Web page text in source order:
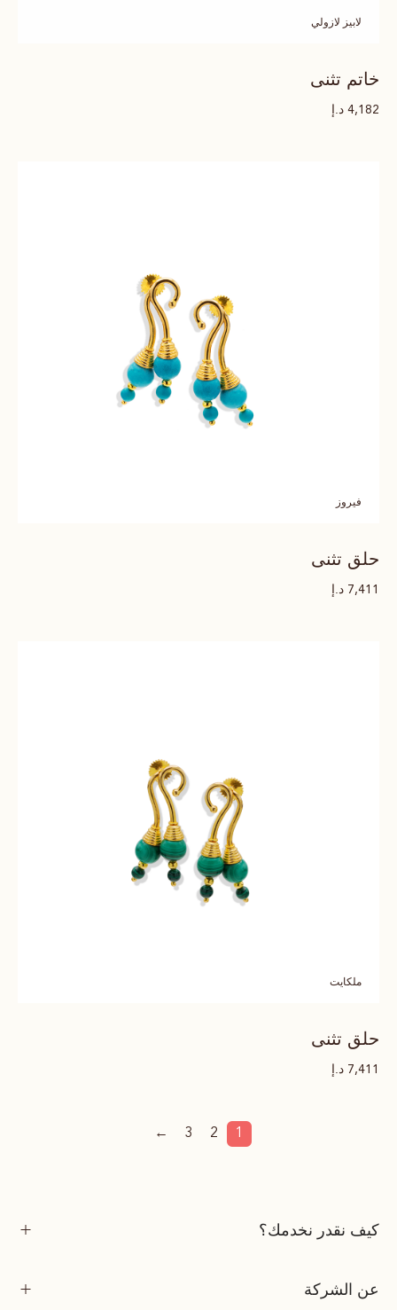
لابيز لازولي
خاتم تثنى
4,182 د.إ
فيروز
حلق تثنى
7,411 د.إ
ملكايت
حلق تثنى
7,411 د.إ
1
2
3
←
كيف نقدر نخدمك؟
عن الشركة